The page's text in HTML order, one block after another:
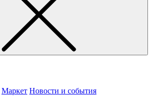
Маркет Новости и события